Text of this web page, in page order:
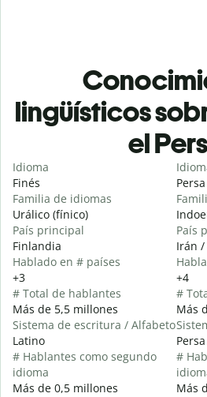
lingüísticos
el
Idioma
Finés
Familia de idiomas
Urálico (fínico)
País principal
Finlandia
Hablado en # países
+3
# Total de hablantes
Más de 5,5 millones
Sistema de escritura / Alfabeto
Latino
# Hablantes como segundo
idioma
Más de 0,5 millones
Persa
País
Irán /
+4
#
Más
#
Más